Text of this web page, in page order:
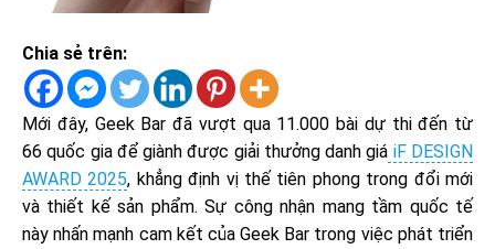
Chia sẻ trên:
Mới đây, Geek Bar đã vượt qua 11.000 bài dự thi đến từ
66 quốc gia để giành được giải thưởng danh giá iF DESIGN
AWARD 2025, khẳng định vị thế tiên phong trong đổi mới
và thiết kế sản phẩm. Sự công nhận mang tầm quốc tế
này nhấn mạnh cam kết của Geek Bar trong việc phát triển